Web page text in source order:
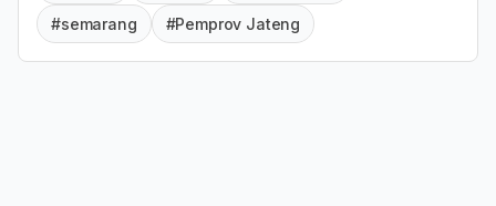
#semarang #Pemprov Jateng